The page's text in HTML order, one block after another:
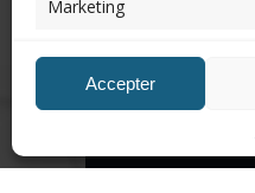
Marketing
Accepter